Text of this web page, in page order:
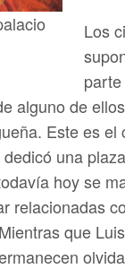
Los
alguno de
Este es el
una
hoy se
relacionadas
que